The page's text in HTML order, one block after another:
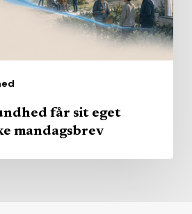
får sit eget
mandagsbrev